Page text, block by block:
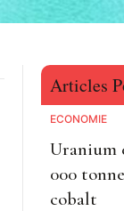
Articles
ECONOMIE
Uranium
000
cobalt